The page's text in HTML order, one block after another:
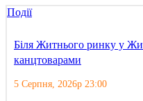
Події
Біля Житнього ринку у
канцтоварами
5 Серпня, 2026р 23:00